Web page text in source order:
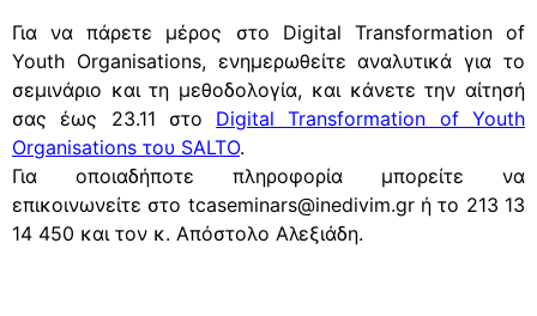
Για να πάρετε μέρος στο Digital Transformation of
Youth Organisations, ενημερωθείτε αναλυτικά για το
σεμινάριο και τη μεθοδολογία, και κάνετε την αίτησή
σας έως 23.11 στο Digital Transformation of Youth
Organisations του SALTO.
Για οποιαδήποτε πληροφορία μπορείτε να
επικοινωνείτε στο tcaseminars@inedivim.gr ή το 213 13
14 450 και τον κ. Απόστολο Αλεξιάδη.